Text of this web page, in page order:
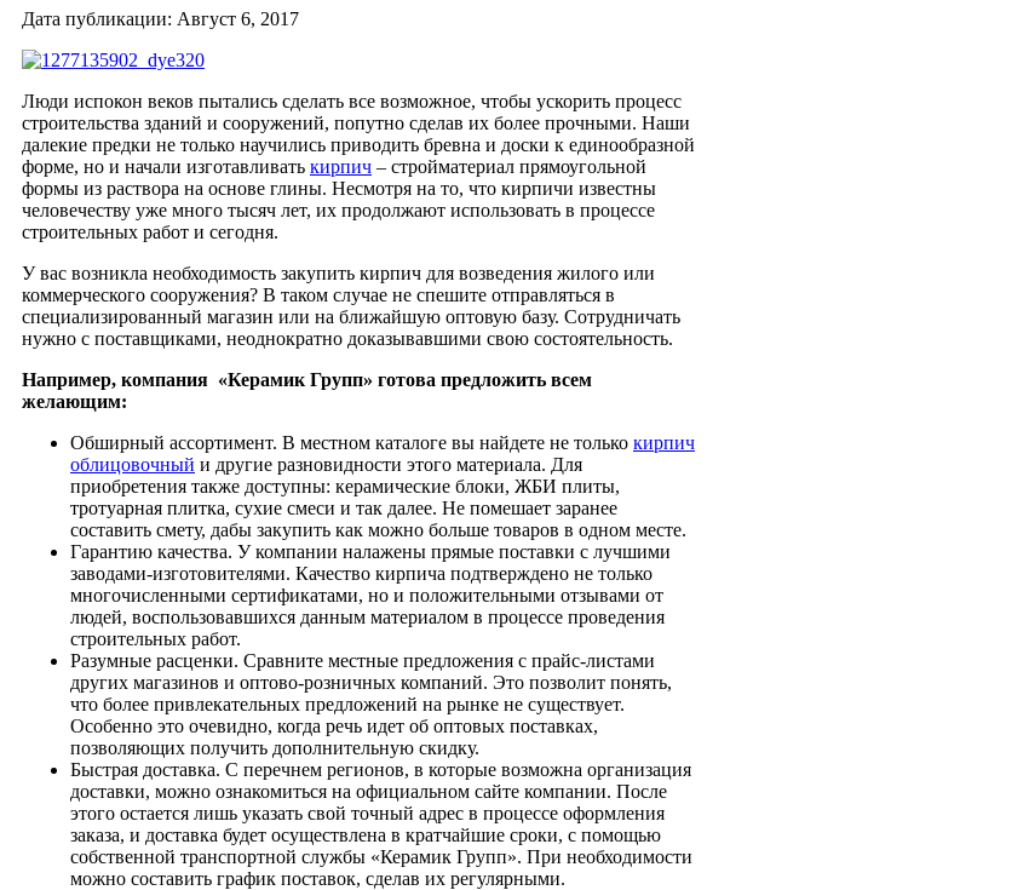
Дата публикации: Август 6, 2017
Люди испокон веков пытались сделать все возможное, чтобы ускорить процесс
строительства зданий и сооружений, попутно сделав их более прочными. Наши
далекие предки не только научились приводить бревна и доски к единообразной
форме, но и начали изготавливать кирпич – стройматериал прямоугольной
формы из раствора на основе глины. Несмотря на то, что кирпичи известны
человечеству уже много тысяч лет, их продолжают использовать в процессе
строительных работ и сегодня.
У вас возникла необходимость закупить кирпич для возведения жилого или
коммерческого сооружения? В таком случае не спешите отправляться в
специализированный магазин или на ближайшую оптовую базу. Сотрудничать
нужно с поставщиками, неоднократно доказывавшими свою состоятельность.
Например, компания «Керамик Групп» готова предложить всем
желающим:
Обширный ассортимент. В местном каталоге вы найдете не только кирпич
облицовочный и другие разновидности этого материала. Для
приобретения также доступны: керамические блоки, ЖБИ плиты,
тротуарная плитка, сухие смеси и так далее. Не помешает заранее
составить смету, дабы закупить как можно больше товаров в одном месте.
Гарантию качества. У компании налажены прямые поставки с лучшими
заводами-изготовителями. Качество кирпича подтверждено не только
многочисленными сертификатами, но и положительными отзывами от
людей, воспользовавшихся данным материалом в процессе проведения
строительных работ.
Разумные расценки. Сравните местные предложения с прайс-листами
других магазинов и оптово-розничных компаний. Это позволит понять,
что более привлекательных предложений на рынке не существует.
Особенно это очевидно, когда речь идет об оптовых поставках,
позволяющих получить дополнительную скидку.
Быстрая доставка. С перечнем регионов, в которые возможна организация
доставки, можно ознакомиться на официальном сайте компании. После
этого остается лишь указать свой точный адрес в процессе оформления
заказа, и доставка будет осуществлена в кратчайшие сроки, с помощью
собственной транспортной службы «Керамик Групп». При необходимости
можно составить график поставок, сделав их регулярными.